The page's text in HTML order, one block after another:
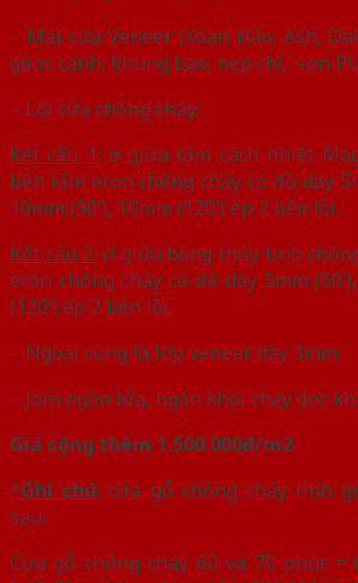
– Mặt cửa Veneer (Xoan Đào, Ash,
gồm: cánh, khung bao, nẹp chỉ, sơn
– Lõi cửa chống cháy:
Kết cấu 1: ở giữa tấm cách nhiệt
bên tấm eron chống cháy có độ dày
10mm (90’), 10mm (120’) ép 2 bên lõi.
Kết cấu 2: ở giữa bông thủy tinh
eron chống cháy có độ dày 5mm
(120’) ép 2 bên lõi.
– Ngoài cùng là lớp veneer dày 3mm.
– Join ngăn lửa, ngăn khói chạy dọc
Giá cộng thêm 1.500.000đ/m2
*Ghi chú: cửa gỗ chống cháy tính
sau:
Cửa gỗ chống cháy 60 và 70 phút =